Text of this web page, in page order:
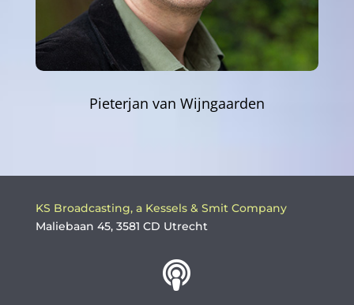
Pieterjan van Wijngaarden
KS Broadcasting, a Kessels & Smit Company
Maliebaan 45, 3581 CD Utrecht
